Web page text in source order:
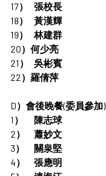
17）	張校長
18）	黃漢輝
19）	林建群
20）何少亮
21）	吳彬賓
22）羅倩萍
D）會後晚餐(委員參加)
1）	陳志球
2）	蕭妙文
3）	關泉堅
4）	張應明